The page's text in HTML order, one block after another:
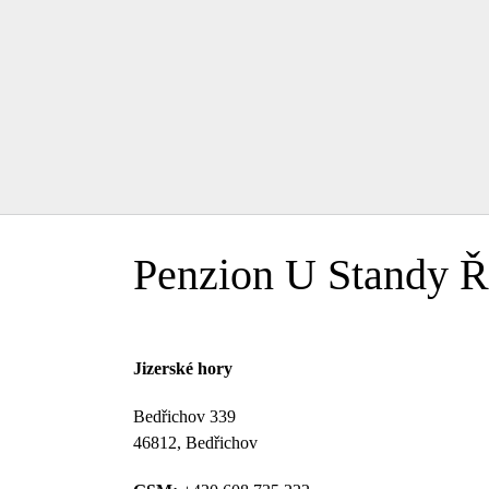
Penzion U Standy
Jizerské hory
Bedřichov 339
46812, Bedřichov